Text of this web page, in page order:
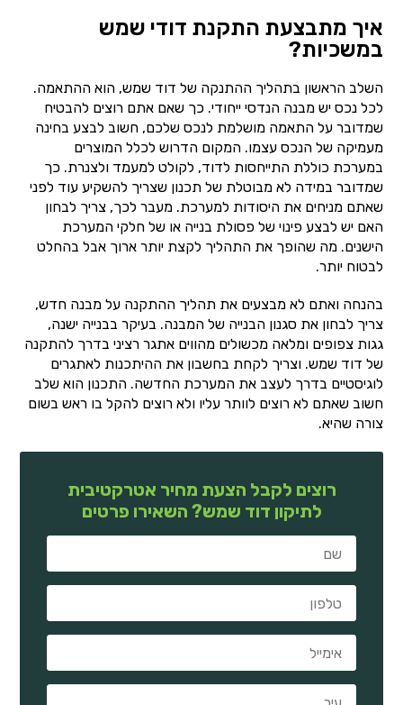
איך מתבצעת התקנת דודי שמש
במשכיות?
השלב הראשון בתהליך ההתנקה של דוד שמש, הוא ההתאמה.
לכל נכס יש מבנה הנדסי ייחודי. כך שאם אתם רוצים להבטיח
שמדובר על התאמה מושלמת לנכס שלכם, חשוב לבצע בחינה
מעמיקה של הנכס עצמו. המקום הדרוש לכלל המוצרים
במערכת כוללת התייחסות לדוד, לקולט למעמד ולצנרת. כך
שמדובר במידה לא מבוטלת של תכנון שצריך להשקיע עוד לפני
שאתם מניחים את היסודות למערכת. מעבר לכך, צריך לבחון
האם יש לבצע פינוי של פסולת בנייה או של חלקי המערכת
הישנים. מה שהופך את התהליך לקצת יותר ארוך אבל בהחלט
לבטוח יותר.
בהנחה ואתם לא מבצעים את תהליך ההתקנה על מבנה חדש,
צריך לבחון את סגנון הבנייה של המבנה. בעיקר בבנייה ישנה,
גגות צפופים ומלאה מכשולים מהווים אתגר רציני בדרך להתקנה
של דוד שמש. וצריך לקחת בחשבון את ההיתכנות לאתגרים
לוגיסטיים בדרך לעצב את המערכת החדשה. התכנון הוא שלב
חשוב שאתם לא רוצים לוותר עליו ולא רוצים להקל בו ראש בשום
צורה שהיא.
רוצים לקבל הצעת מחיר אטרקטיבית
לתיקון דוד שמש? השאירו פרטים